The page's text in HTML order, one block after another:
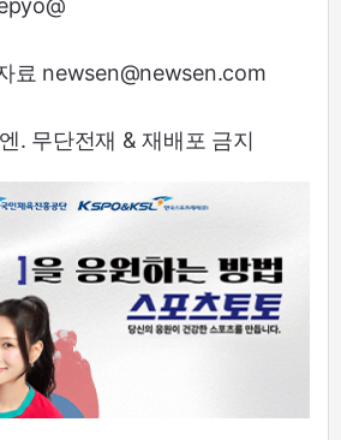
료 newsen@newsen.com
. 무단전재 & 재배포 금지